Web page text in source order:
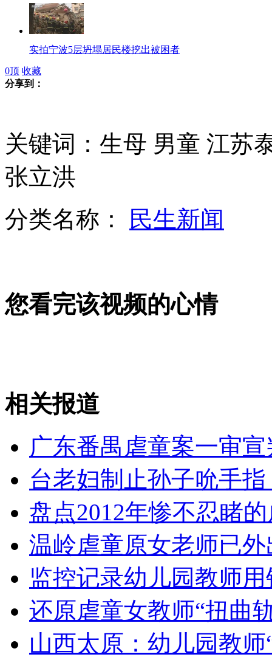
实拍宁波5层坍塌居民楼挖出被困者
美国航天局发视频辟谣“世界末日”
禽兽校车司机强奸13岁初中女生
私设电网逮野味 电死自家堂姐
女孩北京地铁殴打老人 痛下狠手拳打脚踢
无痛分娩是否安全 医生回应
外交部：反对强权政治霸凌主义
外交部：有关国家言论片面不公正
0顶 收藏
分享到：
关键词：生母 男童 江苏
张立洪
分类名称：
民生新闻
您看完该视频的心情
相关报道
广东番禺虐童案一审
台老妇制止孙子吮手
盘点2012年惨不忍睹
温岭虐童原女老师已
监控记录幼儿园教师
还原虐童女教师“扭曲
山西太原：幼儿园教